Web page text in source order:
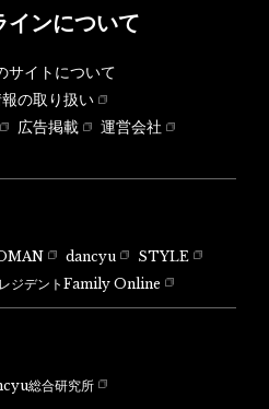
インについて
サイトについて
の取り扱い
広告掲載
運営会社
dancyu
STYLE
ジデントFamily Online
総合研究所